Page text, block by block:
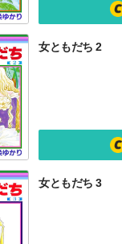
女ともだち 2
女ともだち 3